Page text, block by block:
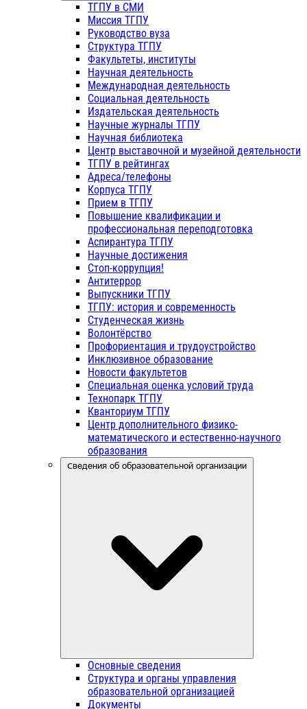
ТГПУ в СМИ
Миссия ТГПУ
Руководство вуза
Структура ТГПУ
Факультеты, институты
Научная деятельность
Международная деятельность
Социальная деятельность
Издательская деятельность
Научные журналы ТГПУ
Научная библиотека
Центр выставочной и музейной деятельности
ТГПУ в рейтингах
Адреса/телефоны
Корпуса ТГПУ
Прием в ТГПУ
Повышение квалификации и
профессиональная переподготовка
Аспирантура ТГПУ
Научные достижения
Стоп-коррупция!
Антитеррор
Выпускники ТГПУ
ТГПУ: история и современность
Студенческая жизнь
Волонтёрство
Профориентация и трудоустройство
Инклюзивное образование
Новости факультетов
Специальная оценка условий труда
Технопарк ТГПУ
Кванториум ТГПУ
Центр дополнительного физико-
математического и естественно-научного
образования
Сведения об образовательной организации
Основные сведения
Структура и органы управления
образовательной организацией
Документы